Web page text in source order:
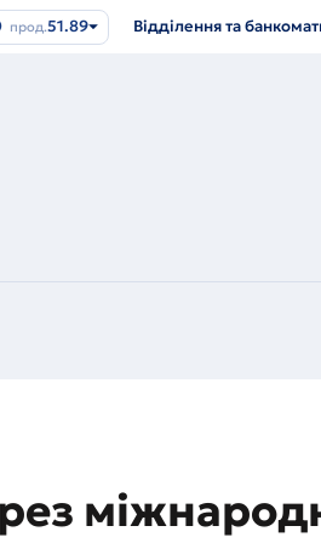
прод.51.89 Відділення та